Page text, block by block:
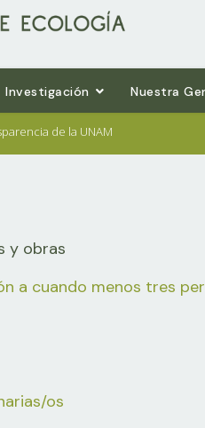
Investigación Nuestra
de la UNAM
y obras
a cuando menos tres
os